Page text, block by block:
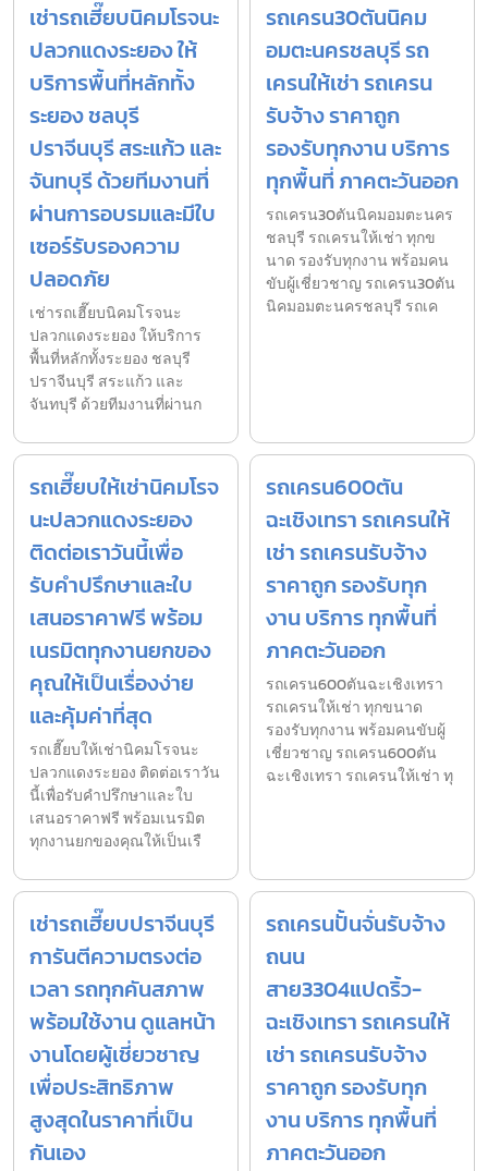
เช่ารถเฮี๊ยบนิคมโรจนะ
ปลวกแดงระยอง ให้
บริการพื้นที่หลักทั้ง
ระยอง ชลบุรี
ปราจีนบุรี สระแก้ว และ
จันทบุรี ด้วยทีมงานที่
ผ่านการอบรมและมีใบ
เซอร์รับรองความ
ปลอดภัย
เช่ารถเฮี๊ยบนิคมโรจนะ
ปลวกแดงระยอง ให้บริการ
พื้นที่หลักทั้งระยอง ชลบุรี
ปราจีนบุรี สระแก้ว และ
จันทบุรี ด้วยทีมงานที่ผ่านก
รถเครน30ตันนิคม
อมตะนครชลบุรี รถ
เครนให้เช่า รถเครน
รับจ้าง ราคาถูก
รองรับทุกงาน บริการ
ทุกพื้นที่ ภาคตะวันออก
รถเครน30ตันนิคมอมตะนคร
ชลบุรี รถเครนให้เช่า ทุกข
นาด รองรับทุกงาน พร้อมคน
ขับผู้เชี่ยวชาญ รถเครน30ตัน
นิคมอมตะนครชลบุรี รถเค
รถเฮี๊ยบให้เช่านิคมโรจ
นะปลวกแดงระยอง
ติดต่อเราวันนี้เพื่อ
รับคำปรึกษาและใบ
เสนอราคาฟรี พร้อม
เนรมิตทุกงานยกของ
คุณให้เป็นเรื่องง่าย
และคุ้มค่าที่สุด
รถเฮี๊ยบให้เช่านิคมโรจนะ
ปลวกแดงระยอง ติดต่อเราวัน
นี้เพื่อรับคำปรึกษาและใบ
เสนอราคาฟรี พร้อมเนรมิต
ทุกงานยกของคุณให้เป็นเรื
รถเครน600ตัน
ฉะเชิงเทรา รถเครนให้
เช่า รถเครนรับจ้าง
ราคาถูก รองรับทุก
งาน บริการ ทุกพื้นที่
ภาคตะวันออก
รถเครน600ตันฉะเชิงเทรา
รถเครนให้เช่า ทุกขนาด
รองรับทุกงาน พร้อมคนขับผู้
เชี่ยวชาญ รถเครน600ตัน
ฉะเชิงเทรา รถเครนให้เช่า ทุ
เช่ารถเฮี๊ยบปราจีนบุรี
การันตีความตรงต่อ
เวลา รถทุกคันสภาพ
พร้อมใช้งาน ดูแลหน้า
งานโดยผู้เชี่ยวชาญ
เพื่อประสิทธิภาพ
สูงสุดในราคาที่เป็น
กันเอง
รถเครนปั้นจั่นรับจ้าง
ถนน
สาย3304แปดริ้ว-
ฉะเชิงเทรา รถเครนให้
เช่า รถเครนรับจ้าง
ราคาถูก รองรับทุก
งาน บริการ ทุกพื้นที่
ภาคตะวันออก